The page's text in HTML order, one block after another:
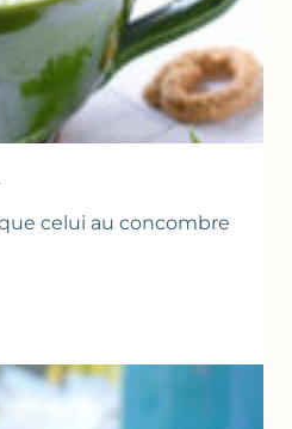
celui au concombre